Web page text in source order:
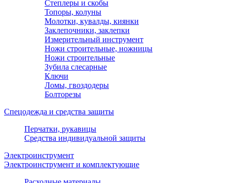
Степлеры и скобы
Топоры, колуны
Молотки, кувалды, киянки
Заклепочники, заклепки
Измерительный инструмент
Ножи строительные, ножницы
Ножи строительные
Зубила слесарные
Ключи
Ломы, гвоздодеры
Болторезы
Спецодежда и средства защиты
Перчатки, рукавицы
Средства индивидуальной защиты
Электроинструмент
Электроинструмент и комплектующие